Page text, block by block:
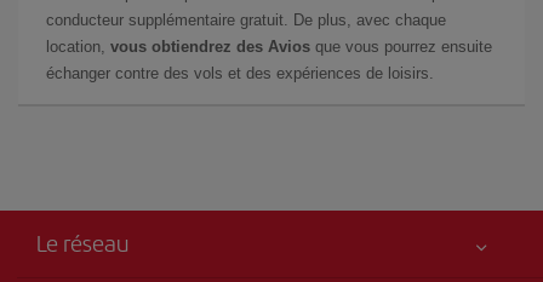
conducteur supplémentaire gratuit. De plus, avec chaque
location, vous obtiendrez des Avios que vous pourrez ensuite
échanger contre des vols et des expériences de loisirs.
Le réseau